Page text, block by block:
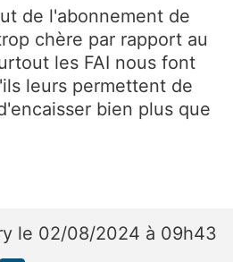
de l'abonnement de
chère par rapport au
les FAI nous font
leurs permettent de
bien plus que
le 02/08/2024 à 09h43